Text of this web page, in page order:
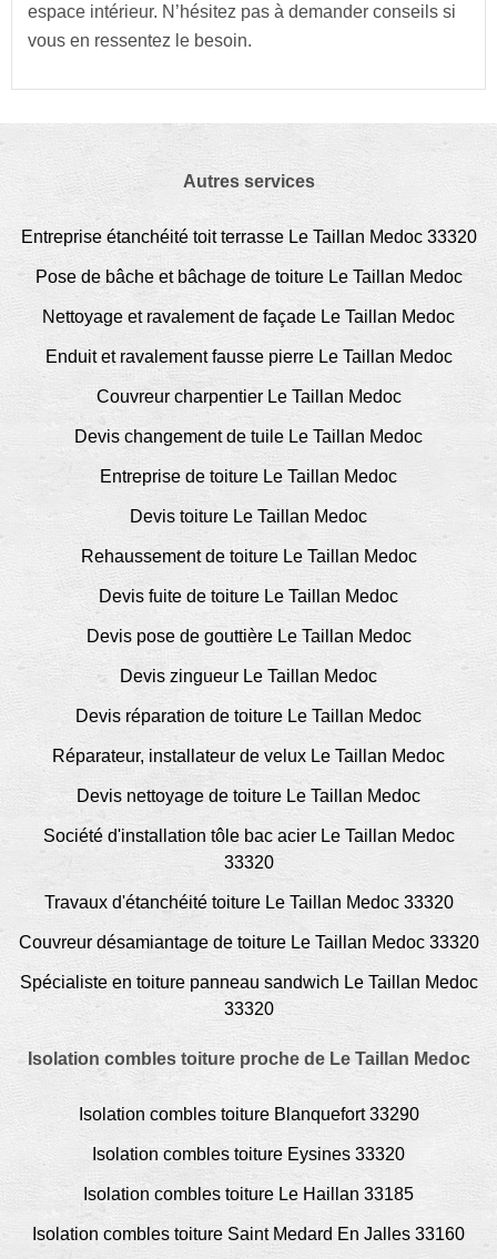
espace intérieur. N’hésitez pas à demander conseils si
vous en ressentez le besoin.
Autres services
Entreprise étanchéité toit terrasse Le Taillan Medoc 33320
Pose de bâche et bâchage de toiture Le Taillan Medoc
Nettoyage et ravalement de façade Le Taillan Medoc
Enduit et ravalement fausse pierre Le Taillan Medoc
Couvreur charpentier Le Taillan Medoc
Devis changement de tuile Le Taillan Medoc
Entreprise de toiture Le Taillan Medoc
Devis toiture Le Taillan Medoc
Rehaussement de toiture Le Taillan Medoc
Devis fuite de toiture Le Taillan Medoc
Devis pose de gouttière Le Taillan Medoc
Devis zingueur Le Taillan Medoc
Devis réparation de toiture Le Taillan Medoc
Réparateur, installateur de velux Le Taillan Medoc
Devis nettoyage de toiture Le Taillan Medoc
Société d'installation tôle bac acier Le Taillan Medoc
33320
Travaux d'étanchéité toiture Le Taillan Medoc 33320
Couvreur désamiantage de toiture Le Taillan Medoc 33320
Spécialiste en toiture panneau sandwich Le Taillan Medoc
33320
Isolation combles toiture proche de Le Taillan Medoc
Isolation combles toiture Blanquefort 33290
Isolation combles toiture Eysines 33320
Isolation combles toiture Le Haillan 33185
Isolation combles toiture Saint Medard En Jalles 33160